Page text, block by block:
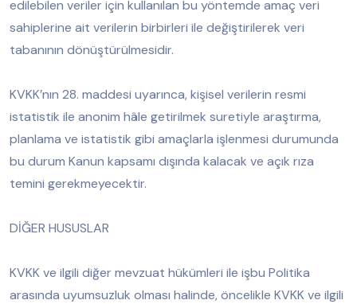
edilebilen veriler için kullanılan bu yöntemde amaç veri
sahiplerine ait verilerin birbirleri ile değiştirilerek veri
tabanının dönüştürülmesidir.
KVKK’nın 28. maddesi uyarınca, kişisel verilerin resmi
istatistik ile anonim hâle getirilmek suretiyle araştırma,
planlama ve istatistik gibi amaçlarla işlenmesi durumunda
bu durum Kanun kapsamı dışında kalacak ve açık rıza
temini gerekmeyecektir.
DİĞER HUSUSLAR
KVKK ve ilgili diğer mevzuat hükümleri ile işbu Politika
arasında uyumsuzluk olması halinde, öncelikle KVKK ve ilgili